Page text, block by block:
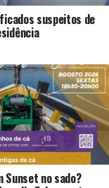
suspeitos de
Sunset no sado?